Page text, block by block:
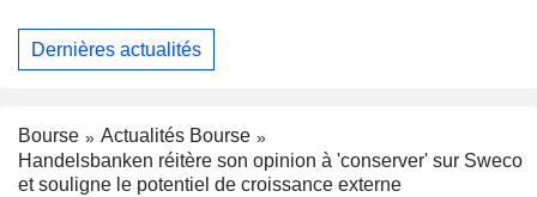
Dernières actualités
Bourse
Actualités Bourse
Handelsbanken réitère son opinion à 'conserver' sur Sweco
et souligne le potentiel de croissance externe